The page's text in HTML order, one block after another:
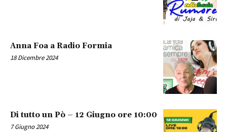
Anna Foa a Radio Formia
18 Dicembre 2024
Di tutto un Pò – 12 Giugno ore 10:00
7 Giugno 2024